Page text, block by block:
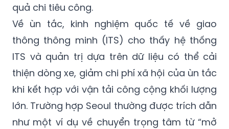
quả chi tiêu công.
Về ùn tắc, kinh nghiệm quốc tế về giao
thông thông minh (ITS) cho thấy hệ thống
ITS và quản trị dựa trên dữ liệu có thể cải
thiện dòng xe, giảm chi phí xã hội của ùn tắc
khi kết hợp với vận tải công cộng khối lượng
lớn. Trường hợp Seoul thường được trích dẫn
như một ví dụ về chuyển trọng tâm từ “mở